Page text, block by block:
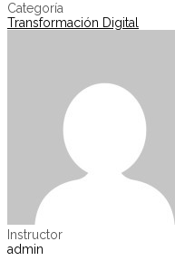
Categoría
Transformación Digital
Instructor
admin